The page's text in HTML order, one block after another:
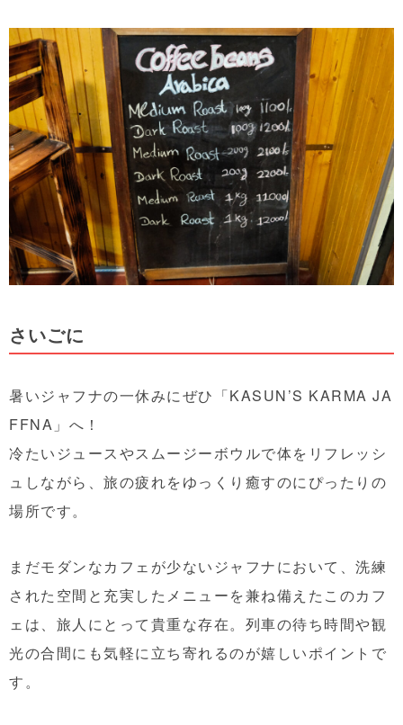
さいごに
暑いジャフナの一休みにぜひ「KASUN’S KARMA JA
FFNA」へ！
冷たいジュースやスムージーボウルで体をリフレッシ
ュしながら、旅の疲れをゆっくり癒すのにぴったりの
場所です。
まだモダンなカフェが少ないジャフナにおいて、洗練
された空間と充実したメニューを兼ね備えたこのカフ
ェは、旅人にとって貴重な存在。列車の待ち時間や観
光の合間にも気軽に立ち寄れるのが嬉しいポイントで
す。